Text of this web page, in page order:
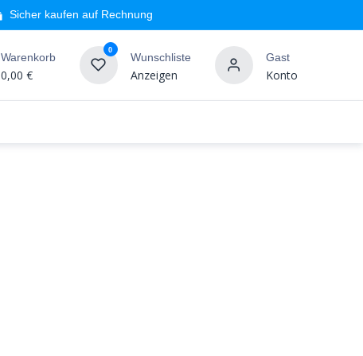
Sicher kaufen auf Rechnung
Warenkorb
0,00 €
0
Wunschliste
Anzeigen
Gast
Konto